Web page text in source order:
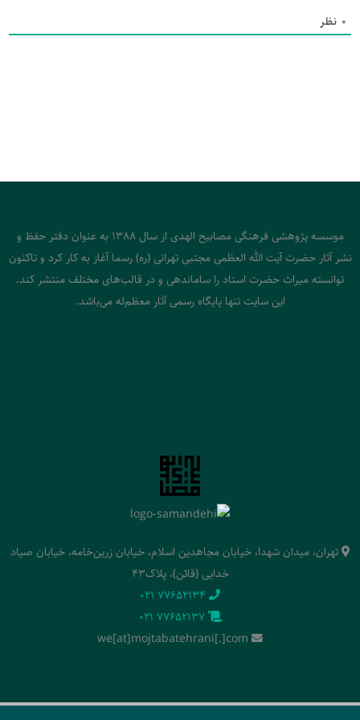
0 نظر
موسسه پژوهشی فرهنگی مصابیح الهدی از سال 1388 به عنوان دفتر حفظ و
نشر آثار حضرت آیت الله العظمی مجتبی تهرانی (ره) رسما آغاز به کار کرد و تاکنون
توانسته میراث حضرت استاد را ساماندهی و در قالب‌های مختلف منتشر کند.
این سایت تنها پایگاه رسمی آثار معظم‌له می‌باشد.
تهران، میدان شهدا، خیابان مجاهدین اسلام، خیابان زرین‌خامه، خیابان صیاد
خدایی (قائن)، پلاک43
‭021 77652134‬
‭021 77652137‬
we[at]mojtabatehrani[.]com